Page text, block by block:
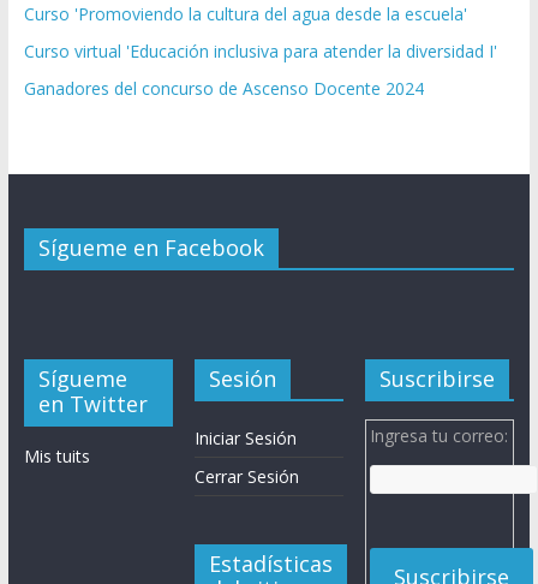
Curso 'Promoviendo la cultura del agua desde la escuela'
Curso virtual 'Educación inclusiva para atender la diversidad I'
Ganadores del concurso de Ascenso Docente 2024
Sígueme en Facebook
Sígueme
en Twitter
Mis tuits
Sesión
Iniciar Sesión
Cerrar Sesión
Estadísticas
Suscribirse
Ingresa tu correo: